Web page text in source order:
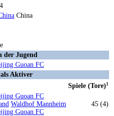
China
der Jugend
Guoan FC
Aktiver
Spiele (Tore)1
Guoan FC
Waldhof Mannheim
Guoan FC
45 (4)